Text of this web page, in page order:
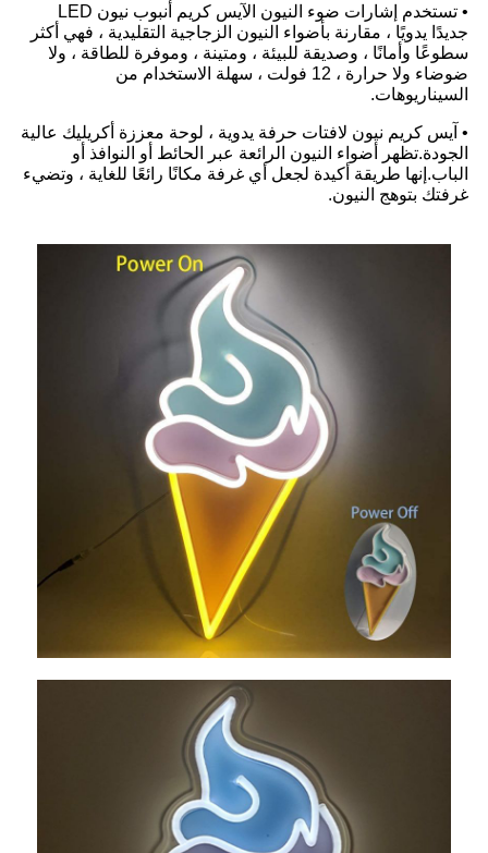
• تستخدم إشارات ضوء النيون الآيس كريم أنبوب نيون LED
جديدًا يدويًا ، مقارنة بأضواء النيون الزجاجية التقليدية ، فهي أكثر
سطوعًا وأمانًا ، وصديقة للبيئة ، ومتينة ، وموفرة للطاقة ، ولا
ضوضاء ولا حرارة ، 12 فولت ، سهلة الاستخدام من
السيناريوهات.
• آيس كريم نيون لافتات حرفة يدوية ، لوحة معززة أكريليك عالية
الجودة.تظهر أضواء النيون الرائعة عبر الحائط أو النوافذ أو
الباب.إنها طريقة أكيدة لجعل أي غرفة مكانًا رائعًا للغاية ، وتضيء
غرفتك بتوهج النيون.